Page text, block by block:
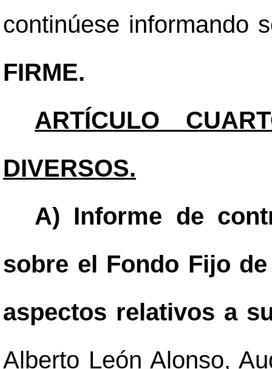
continúese informando
FIRME.
ARTÍCULO
DIVERSOS.
A) Informe de
sobre el Fondo Fijo
aspectos relativos a
Alberto León Alonso,